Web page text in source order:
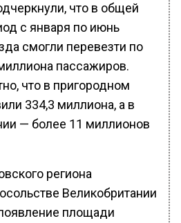
что в общей
с января по июнь
смогли перевезти по
пассажиров.
что в пригородном
334,3 миллиона, а в
— более 11 миллионов
региона
Великобритании
площади